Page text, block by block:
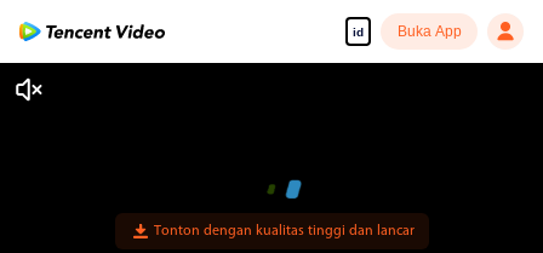
id Buka App
Tonton dengan kualitas tinggi dan lancar